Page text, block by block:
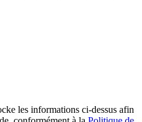
les informations ci-dessus afin